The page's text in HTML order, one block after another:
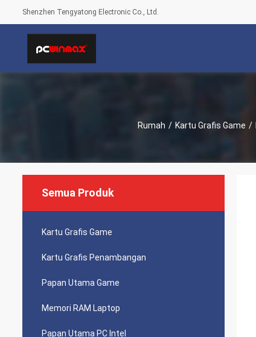
Shenzhen Tengyatong Electronic Co., Ltd.
Rumah / Kartu Grafis Game /
Semua Produk
Kartu Grafis Game
Kartu Grafis Penambangan
Papan Utama Game
Memori RAM Laptop
Papan Utama PC Intel